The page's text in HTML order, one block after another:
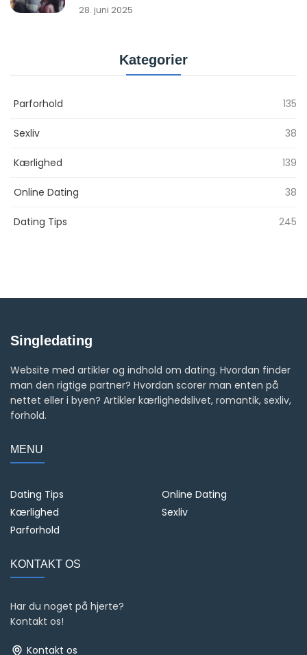
28. juni 2025
Kategorier
Parforhold 135
Sexliv 38
Kærlighed 139
Online Dating 38
Dating Tips 245
Singledating
Website med artikler og indhold om dating. Hvordan finder
man den rigtige partner? Hvordan scorer man enten på
nettet eller i byen? Artikler kærlighedslivet, romantik, sexliv,
forhold.
MENU
Dating Tips
Online Dating
Kærlighed
Sexliv
Parforhold
KONTAKT OS
Har du noget på hjerte?
Kontakt os!
Kontakt os